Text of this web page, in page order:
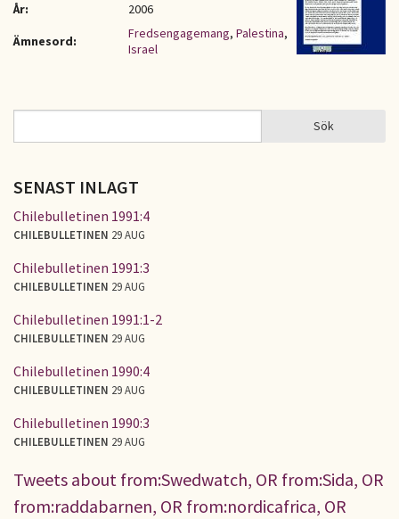
År:
2006
Ämnesord:
Fredsengagemang, Palestina,
Israel
SÖKFORMULÄR Sök
SENAST INLAGT
Chilebulletinen 1991:4
CHILEBULLETINEN 29 AUG
Chilebulletinen 1991:3
CHILEBULLETINEN 29 AUG
Chilebulletinen 1991:1-2
CHILEBULLETINEN 29 AUG
Chilebulletinen 1990:4
CHILEBULLETINEN 29 AUG
Chilebulletinen 1990:3
CHILEBULLETINEN 29 AUG
Tweets about from:Swedwatch, OR from:Sida, OR
from:raddabarnen, OR from:nordicafrica, OR